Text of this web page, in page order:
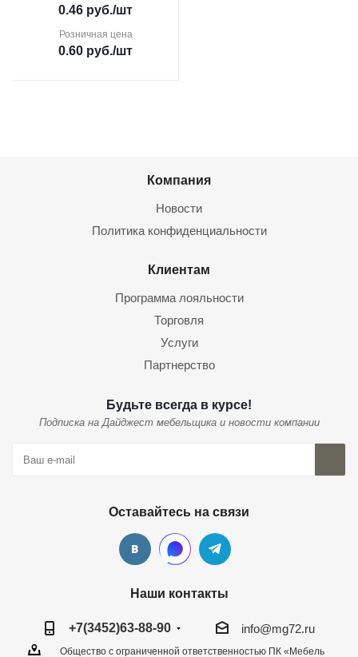
0.46 руб./шт
Розничная цена
0.60 руб./шт
Компания
Новости
Политика конфиденциальности
Клиентам
Программа лояльности
Торговля
Услуги
Партнерство
Будьте всегда в курсе!
Подписка на Дайджест мебельщика и новости компании
Оставайтесь на связи
Наши контакты
+7(3452)63-88-90 info@mg72.ru
Общество с ограниченной ответственностью ПК «Мебель